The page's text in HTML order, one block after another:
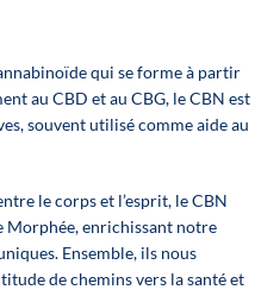
qui se forme à partir
au CBD et au CBG, le CBN est
souvent utilisé comme aide au
le corps et l’esprit, le CBN
Morphée, enrichissant notre
Ensemble, ils nous
de chemins vers la santé et